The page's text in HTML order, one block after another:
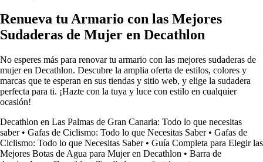
Renueva tu Armario con las Mejores
Sudaderas de Mujer en Decathlon
No esperes más para renovar tu armario con las mejores sudaderas de
mujer en Decathlon. Descubre la amplia oferta de estilos, colores y
marcas que te esperan en sus tiendas y sitio web, y elige la sudadera
perfecta para ti. ¡Hazte con la tuya y luce con estilo en cualquier
ocasión!
Decathlon en Las Palmas de Gran Canaria: Todo lo que necesitas
saber• Gafas de Ciclismo: Todo lo que Necesitas Saber• Gafas de
Ciclismo: Todo lo que Necesitas Saber• Guía Completa para Elegir las
Mejores Botas de Agua para Mujer en Decathlon • Barra de